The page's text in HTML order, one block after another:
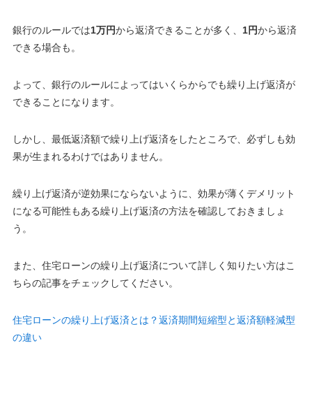
銀行のルールでは1万円から返済できることが多く、 1円から返済
できる場合も。
よって、銀行のルールによってはいくらからでも繰り上げ返済が
できることになります。
しかし、最低返済額で繰り上げ返済をしたところで、 必ずしも効
果が生まれるわけではありません。
繰り上げ返済が逆効果にならないように、効果が薄くデメリット
になる可能性もある繰り上げ返済の方法を確認しておきましょ
う。
また、住宅ローンの繰り上げ返済について詳しく知りたい方はこ
ちらの記事をチェックしてください。
住宅ローンの繰り上げ返済とは？返済期間短縮型と返済額軽減型
の違い